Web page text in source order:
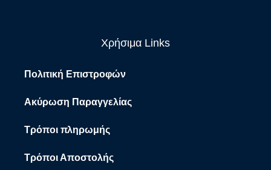
Χρήσιμα Links
Πολιτική Επιστροφών
Ακύρωση Παραγγελίας
Τρόποι πληρωμής
Τρόποι Αποστολής